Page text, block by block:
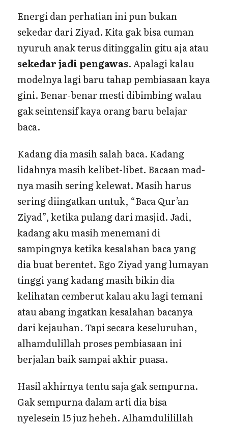
Energi dan perhatian ini pun bukan
sekedar dari Ziyad. Kita gak bisa cuman
nyuruh anak terus ditinggalin gitu aja atau
sekedar jadi pengawas. Apalagi kalau
modelnya lagi baru tahap pembiasaan kaya
gini. Benar-benar mesti dibimbing walau
gakseintensif kaya orang baru belajar
baca.
Kadang dia masih salah baca. Kadang
lidahnya masih kelibet-libet. Bacaan mad-
nya masih sering kelewat. Masih harus
sering diingatkan untuk, “Baca Qur’an
Ziyad”, ketika pulang dari masjid. Jadi,
kadang aku masih menemani di
sampingnya ketika kesalahan baca yang
dia buat berentet. Ego Ziyad yang lumayan
tinggi yang kadang masih bikin dia
kelihatan cemberut kalau aku lagi temani
atau abang ingatkan kesalahan bacanya
dari kejauhan. Tapi secara keseluruhan,
alhamdulillah proses pembiasaan ini
berjalan baik sampai akhir puasa.
Hasil akhirnya tentu saja gak sempurna.
Gak sempurna dalam arti dia bisa
nyelesein 15 juz heheh. Alhamdulilillah